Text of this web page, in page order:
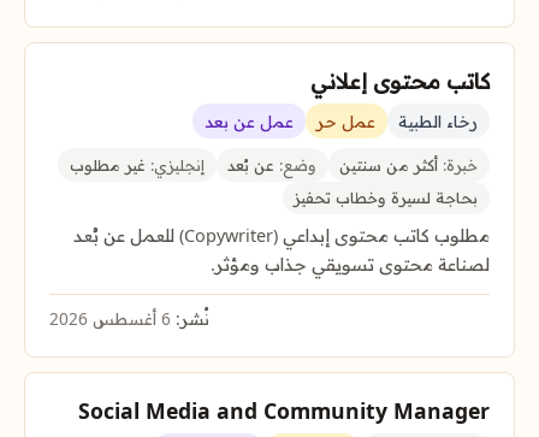
كاتب محتوى إعلاني
رخاء الطبية عمل حر عمل عن بعد
خبرة: أكثر من سنتين وضع: عن بُعد إنجليزي: غير مطلوب
بحاجة لسيرة وخطاب تحفيز
مطلوب كاتب محتوى إبداعي (Copywriter) للعمل عن بُعد
لصناعة محتوى تسويقي جذاب ومؤثر.
نُشر:
Social Media and Community Manager